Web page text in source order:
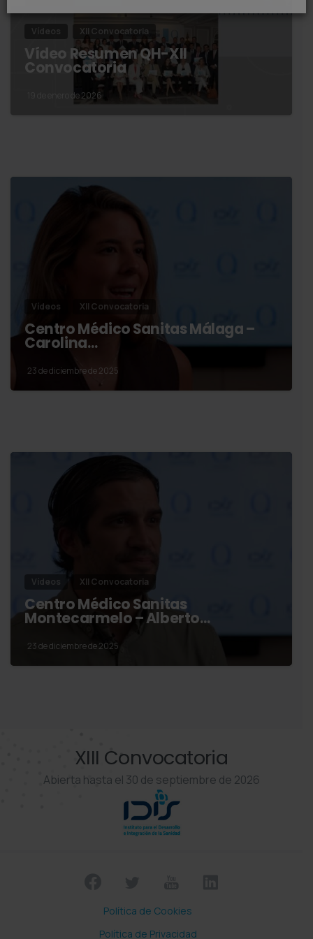
Vídeos XII Convocatoria
Vídeo Resumen QH-XII
Convocatoria
19 de enero de 2026
Vídeos XII Convocatoria
Centro Médico Sanitas Málaga –
Carolina…
23 de diciembre de 2025
Vídeos XII Convocatoria
Centro Médico Sanitas
Montecarmelo – Alberto…
23 de diciembre de 2025
XIII Convocatoria
Abierta hasta el 30 de septiembre de 2026
Política de Cookies
Política de Privacidad